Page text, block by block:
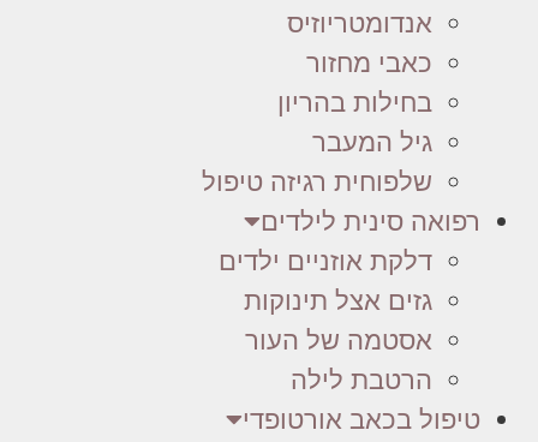
אנדומטריוזיס
כאבי מחזור
בחילות בהריון
גיל המעבר
שלפוחית רגיזה טיפול
רפואה סינית לילדים
דלקת אוזניים ילדים
גזים אצל תינוקות
אסטמה של העור
הרטבת לילה
טיפול בכאב אורטופדי